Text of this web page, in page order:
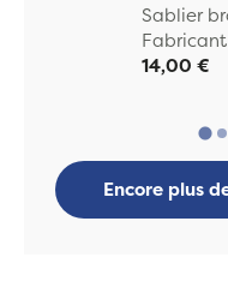
Sablier
14,00 €
Encore plus